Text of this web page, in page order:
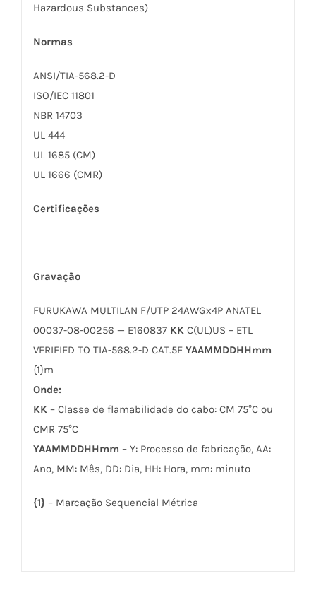
Hazardous Substances)
Normas
ANSI/TIA-568.2-D
ISO/IEC 11801
NBR 14703
UL 444
UL 1685 (CM)
UL 1666 (CMR)
Certificações
Gravação
FURUKAWA MULTILAN F/UTP 24AWGx4P ANATEL
00037-08-00256 — E160837 KK C(UL)US – ETL
VERIFIED TO TIA-568.2-D CAT.5EYAAMMDDHHmm
{1}m
Onde:
KK – Classe de flamabilidade do cabo: CM 75°C ou
CMR 75°C
YAAMMDDHHmm – Y: Processo de fabricação, AA:
Ano, MM: Mês, DD: Dia, HH: Hora, mm: minuto
{1} – Marcação Sequencial Métrica